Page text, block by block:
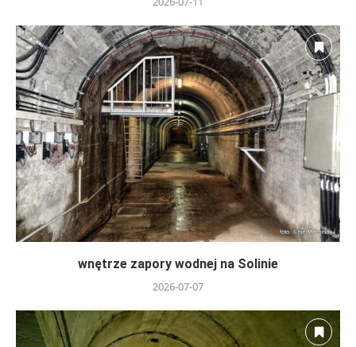
wnętrze zapory wodnej na Solinie
2026-07-07